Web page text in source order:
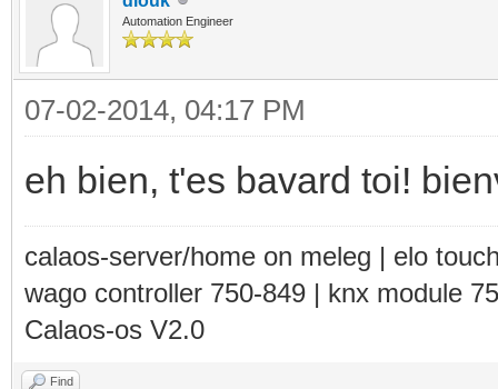
Automation Engineer
07-02-2014, 04:17 PM
eh bien, t'es bavard toi!
calaos-server/home on meleg | elo
wago controller 750-849 | knx module
Calaos-os V2.0
Find